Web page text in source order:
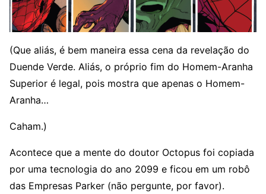
(Que aliás, é bem maneira essa cena da revelação do
Duende Verde. Aliás, o próprio fim do Homem-Aranha
Superior é legal, pois mostra que apenas o Homem-
Aranha…
Caham.)
Acontece que a mente do doutor Octopus foi copiada
por uma tecnologia do ano 2099 e ficou em um robô
das Empresas Parker (não pergunte, por favor).